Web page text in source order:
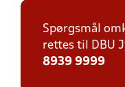
Spørgsmål
rettes til DBU
8939 9999